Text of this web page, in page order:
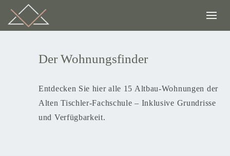
Der Wohnungsfinder
Entdecken Sie hier alle 15 Altbau-Wohnungen der
Alten Tischler-Fachschule – Inklusive Grundrisse
und Verfügbarkeit.